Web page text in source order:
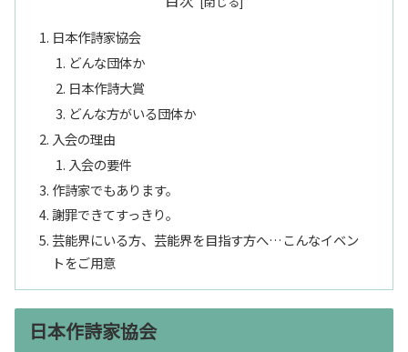
日本作詩家協会
どんな団体か
日本作詩大賞
どんな方がいる団体か
入会の理由
入会の要件
作詩家でもあります。
謝罪できてすっきり。
芸能界にいる方、芸能界を目指す方へ…こんなイベン
トをご用意
日本作詩家協会